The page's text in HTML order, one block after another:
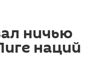
ничью
наций